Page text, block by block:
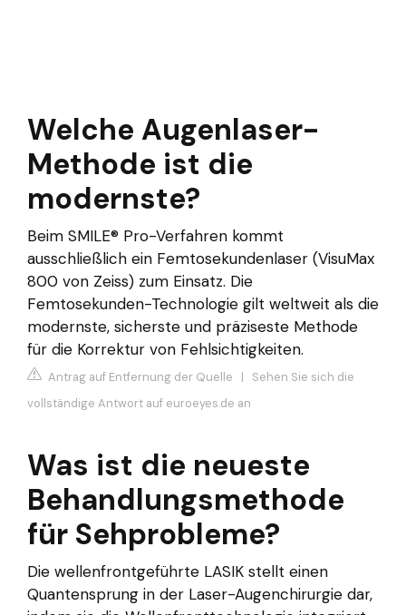
Welche Augenlaser-
Methode ist die
modernste?
Beim SMILE® Pro-Verfahren kommt
ausschließlich ein Femtosekundenlaser (VisuMax
800 von Zeiss) zum Einsatz. Die
Femtosekunden-Technologie gilt weltweit als die
modernste, sicherste und präziseste Methode
für die Korrektur von Fehlsichtigkeiten.
Antrag auf Entfernung der Quelle | Sehen Sie sich die
vollständige Antwort auf euroeyes.de an
Was ist die neueste
Behandlungsmethode
für Sehprobleme?
Die wellenfrontgeführte LASIK stellt einen
Quantensprung in der Laser-Augenchirurgie dar,